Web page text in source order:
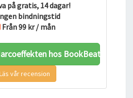
på gratis, 14 dagar!
bindningstid
Från 99 kr / mån
hos BookBeat
vår recension